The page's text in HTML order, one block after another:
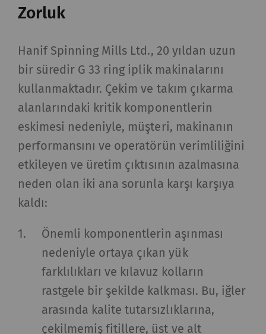
Zorluk
Hanif Spinning Mills Ltd., 20 yıldan uzun
bir süredir G 33 ring iplik makinalarını
kullanmaktadır. Çekim ve takım çıkarma
alanlarındaki kritik komponentlerin
eskimesi nedeniyle, müşteri, makinanın
performansını ve operatörün verimliliğini
etkileyen ve üretim çıktısının azalmasına
neden olan iki ana sorunla karşı karşıya
kaldı:
Önemli komponentlerin aşınması
nedeniyle ortaya çıkan yük
farklılıkları ve kılavuz kolların
rastgele bir şekilde kalkması. Bu, iğler
arasında kalite tutarsızlıklarına,
çekilmemiş fitillere, üst ve alt